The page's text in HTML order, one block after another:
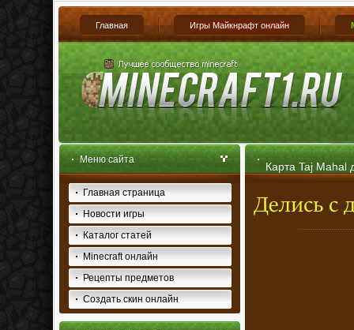
Главная Игры Майкнрафт онлайн
Меню сайта
Главная страница
Новости игры
Каталог статей
Minecraft онлайн
Рецепты предметов
Создать скин онлайн
Карта Taj Mahal